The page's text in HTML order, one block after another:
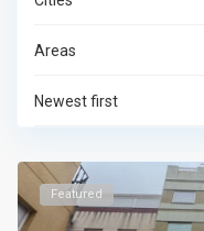
Areas
Newest first
Featured